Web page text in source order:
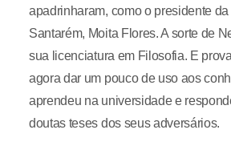
apadrinharam, como o presidente
Santarém, Moita Flores. A sorte de
sua licenciatura em Filosofia. E
agora dar um pouco de uso aos
aprendeu na universidade e
doutas teses dos seus adversários.